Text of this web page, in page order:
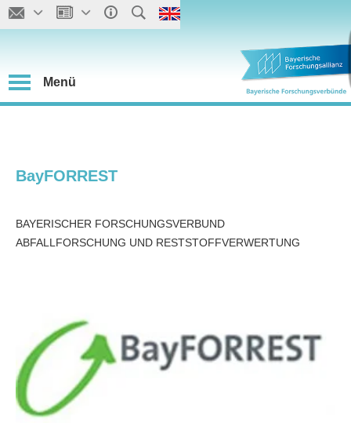
Menü
BayFORREST
BAYERISCHER FORSCHUNGSVERBUND
ABFALLFORSCHUNG UND RESTSTOFFVERWERTUNG